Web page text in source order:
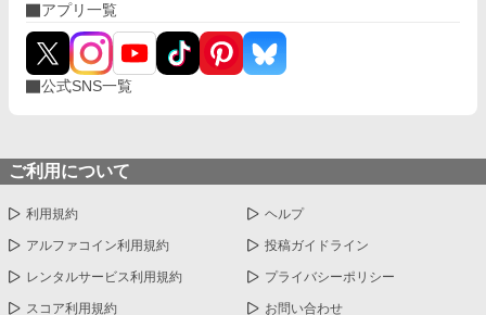
アプリ一覧
公式SNS一覧
ご利用について
利用規約 ヘルプ
アルファコイン利用規約 投稿ガイドライン
レンタルサービス利用規約 プライバシーポリシー
スコア利用規約 お問い合わせ